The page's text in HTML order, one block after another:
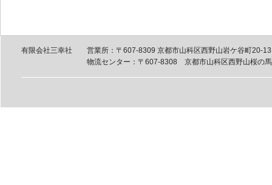
有限会社三幸社
営業所：〒607-8309 京都市山科区西野山岩ケ谷町20-
物流センター：〒607-8308 京都市山科区西野山桜の